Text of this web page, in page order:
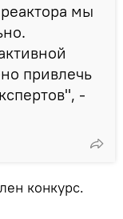
мы
привлечь
-
конкурс.